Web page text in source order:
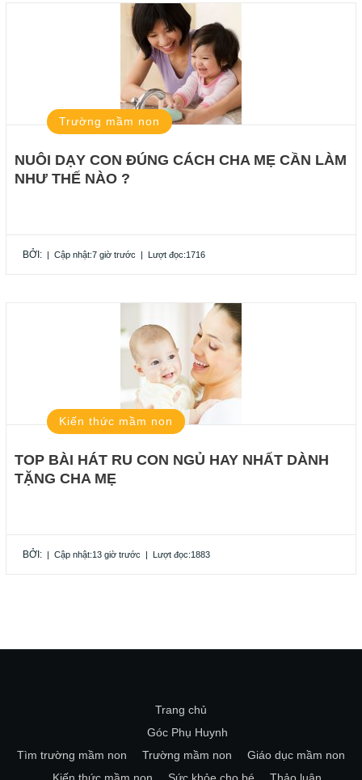
Trường mầm non
NUÔI DẠY CON ĐÚNG CÁCH CHA MẸ CẦN LÀM
NHƯ THẾ NÀO ?
BỞI: | Cập nhật:7 giờ trước | Lượt đọc:1716
Kiến thức mầm non
TOP BÀI HÁT RU CON NGỦ HAY NHẤT DÀNH
TẶNG CHA MẸ
BỞI: | Cập nhật:13 giờ trước | Lượt đọc:1883
Trang chủ
Góc Phụ Huynh
Tìm trường mầm non
Trường mầm non
Giáo dục mầm non